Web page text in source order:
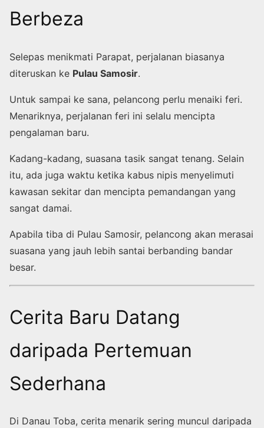
Berbeza
Selepas menikmati Parapat, perjalanan biasanya
diteruskan ke Pulau Samosir.
Untuk sampai ke sana, pelancong perlu menaiki feri.
Menariknya, perjalanan feri ini selalu mencipta
pengalaman baru.
Kadang-kadang, suasana tasik sangat tenang. Selain
itu, ada juga waktu ketika kabus nipis menyelimuti
kawasan sekitar dan mencipta pemandangan yang
sangat damai.
Apabila tiba di Pulau Samosir, pelancong akan merasai
suasana yang jauh lebih santai berbanding bandar
besar.
Cerita Baru Datang
daripada Pertemuan
Sederhana
Di Danau Toba, cerita menarik sering muncul daripada